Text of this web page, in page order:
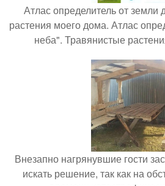
Атлас определитель от
растения моего дома. Атлас
неба". Травянистые
Внезапно нагрянувшие гости
искать решение, так как на